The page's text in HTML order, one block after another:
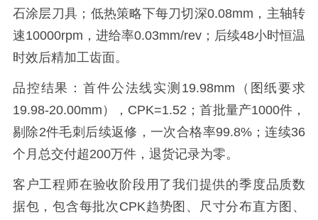
石涂层刀具；低热策略下每刀切深0.08mm，主轴转
速10000rpm，进给率0.03mm/rev；后续48小时恒温
时效后精加工齿面。
品控结果：首件公法线实测19.98mm（图纸要求
19.98-20.00mm），CPK=1.52；首批量产1000件，
剔除2件毛刺后续返修，一次合格率99.8%；连续36
个月总交付超200万件，退货记录为零。
客户工程师在验收阶段用了我们提供的季度品质数
据包，包含每批次CPK趋势图、尺寸分布直方图、